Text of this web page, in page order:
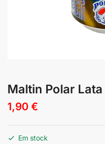
Maltin Polar
1,90 €
Em stock